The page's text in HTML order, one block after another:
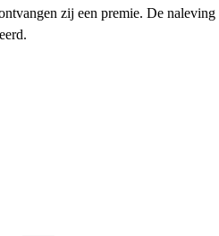
zij een premie. De